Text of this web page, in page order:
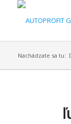
Nachádzate sa tu: